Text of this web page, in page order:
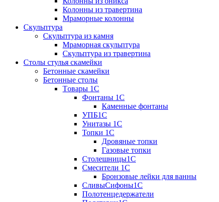
Колонны из травертина
Мраморные колонны
Скульптура
Скульптура из камня
Мраморная скульптура
Скульптура из травертина
Столы стулья скамейки
Бетонные скамейки
Бетонные столы
Tовары 1C
Фонтаны 1C
Каменные фонтаны
УПБ1С
Унитазы 1С
Топки 1С
Дровяные топки
Газовые топки
Столешницы1С
Смесители 1С
Бронзовые лейки для ванны
СливыСифоны1С
Полотенцедержатели